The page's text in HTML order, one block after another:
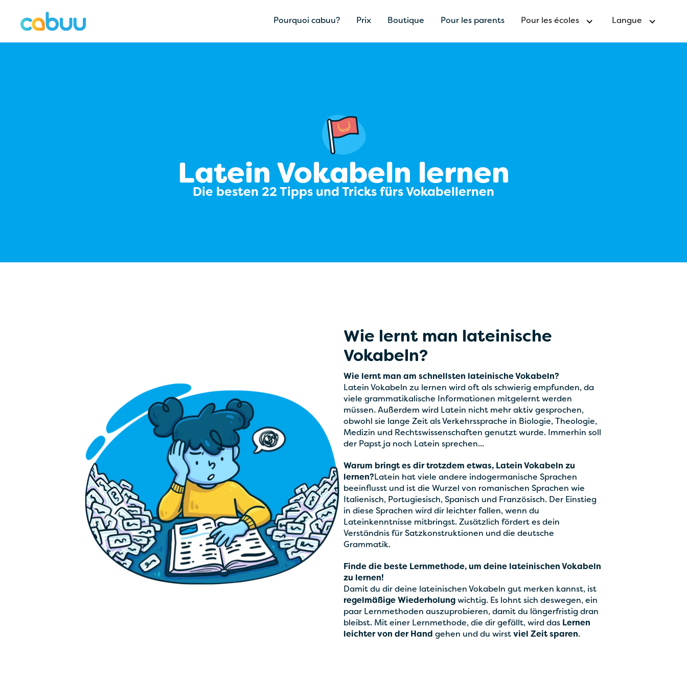
Pourquoi cabuu? Prix Boutique Pour les parents Pour les écoles Langue
Latein Vokabeln lernen
Die besten 22 Tipps und Tricks fürs Vokabellernen
Wie lernt man lateinische
Vokabeln?
Wie lernt man am schnellsten lateinische Vokabeln?
Latein Vokabeln zu lernen wird oft als schwierig empfunden, da
viele grammatikalische Informationen mitgelernt werden
müssen. Außerdem wird Latein nicht mehr aktiv gesprochen,
obwohl sie lange Zeit als Verkehrssprache in Biologie, Theologie,
Medizin und Rechtswissenschaften genutzt wurde. Immerhin soll
der Papst ja noch Latein sprechen...
Warum bringt es dir trotzdem etwas, Latein Vokabeln zu
lernen?Latein hat viele andere indogermanische Sprachen
beeinflusst und ist die Wurzel von romanischen Sprachen wie
Italienisch, Portugiesisch, Spanisch und Französisch. Der Einstieg
in diese Sprachen wird dir leichter fallen, wenn du
Lateinkenntnisse mitbringst. Zusätzlich fördert es dein
Verständnis für Satzkonstruktionen und die deutsche
Grammatik.
Finde die beste Lernmethode, um deine lateinischen Vokabeln
zu lernen!
Damit du dir deine lateinischen Vokabeln gut merken kannst, ist
regelmäßige Wiederholung wichtig. Es lohnt sich deswegen, ein
paar Lernmethoden auszuprobieren, damit du längerfristig dran
bleibst. Mit einer Lernmethode, die dir gefällt, wird das Lernen
leichter von der Hand gehen und du wirst viel Zeit sparen.